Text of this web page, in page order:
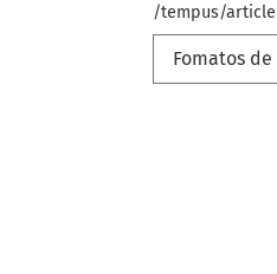
/tempus/
Fomatos